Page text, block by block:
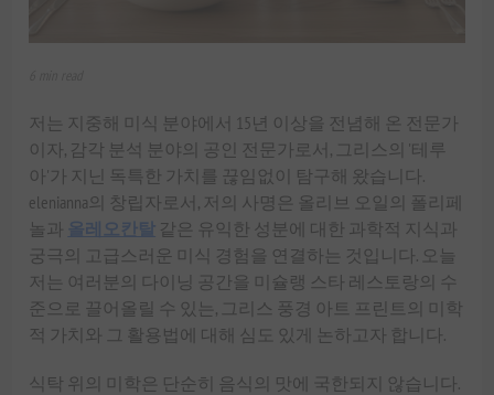
저는 지중해 미식 분야에서 15년 이상을 전념해 온 전문가
이자, 감각 분석 분야의 공인 전문가로서, 그리스의 '테루
아'가 지닌 독특한 가치를 끊임없이 탐구해 왔습니다.
elenianna의 창립자로서, 저의 사명은 올리브 오일의 폴리페
놀과 올레오칸탈 같은 유익한 성분에 대한 과학적 지식과
궁극의 고급스러운 미식 경험을 연결하는 것입니다. 오늘
저는 여러분의 다이닝 공간을 미슐랭 스타 레스토랑의 수
준으로 끌어올릴 수 있는, 그리스 풍경 아트 프린트의 미학
적 가치와 그 활용법에 대해 심도 있게 논하고자 합니다.
식탁 위의 미학은 단순히 음식의 맛에 국한되지 않습니다.